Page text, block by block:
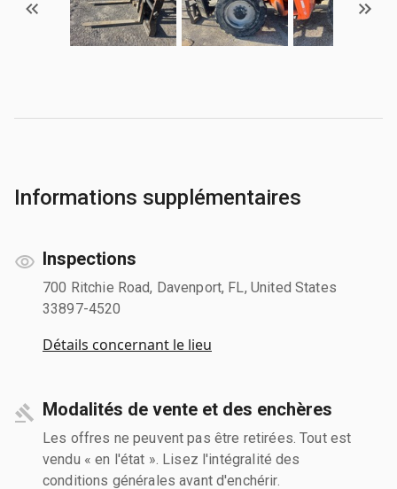
Informations supplémentaires
Inspections
700 Ritchie Road, Davenport, FL, United States
33897-4520
Détails concernant le lieu
Modalités de vente et des enchères
Les offres ne peuvent pas être retirées. Tout est
vendu « en l'état ». Lisez l'intégralité des
conditions générales avant d'enchérir.